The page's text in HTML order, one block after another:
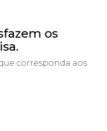
os
corresponda aos